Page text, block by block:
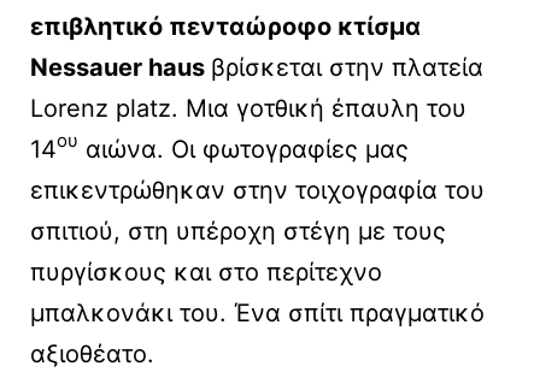
επιβλητικό πενταώροφο κτίσμα
Nessauer haus βρίσκεται στην πλατεία
Lorenz platz. Μια γοτθική έπαυλη του
14ου αιώνα. Οι φωτογραφίες μας
επικεντρώθηκαν στην τοιχογραφία του
σπιτιού, στη υπέροχη στέγη με τους
πυργίσκους και στο περίτεχνο
μπαλκονάκι του. Ένα σπίτι πραγματικό
αξιοθέατο.